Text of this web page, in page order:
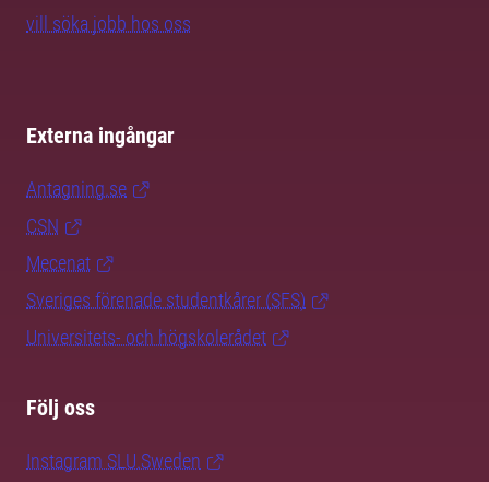
vill söka jobb hos oss
Externa ingångar
Antagning.se
CSN
Mecenat
Sveriges förenade studentkårer (SFS)
Universitets- och högskolerådet
Följ oss
Instagram SLU.Sweden